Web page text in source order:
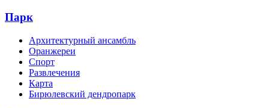
Парк
Архитектурный ансамбль
Оранжереи
Спорт
Развлечения
Карта
Бирюлевский дендропарк